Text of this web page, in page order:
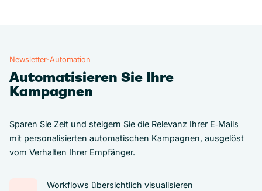
Newsletter-Automation
Automatisieren Sie Ihre
Kampagnen
Sparen Sie Zeit und steigern Sie die Relevanz Ihrer E‑Mails
mit personalisierten automatischen Kampagnen, ausgelöst
vom Verhalten Ihrer Empfänger.
Workflows übersichtlich visualisieren